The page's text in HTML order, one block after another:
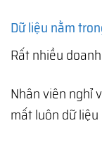
Dữ liệu nằm
Rất nhiều
Nhân viên nghỉ
mất luôn dữ